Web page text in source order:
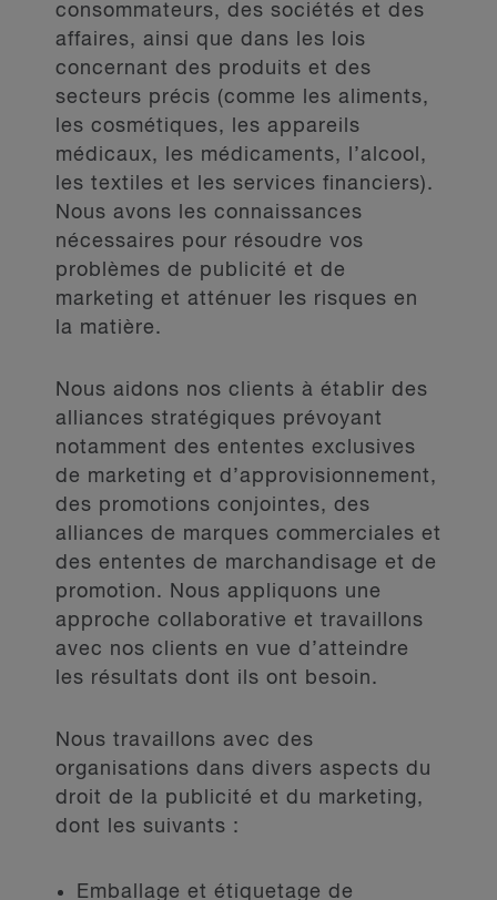
consommateurs, des sociétés et des
affaires, ainsi que dans les lois
concernant des produits et des
secteurs précis (comme les aliments,
les cosmétiques, les appareils
médicaux, les médicaments, l’alcool,
les textiles et les services financiers).
Nous avons les connaissances
nécessaires pour résoudre vos
problèmes de publicité et de
marketing et atténuer les risques en
la matière.
Nous aidons nos clients à établir des
alliances stratégiques prévoyant
notamment des ententes exclusives
de marketing et d’approvisionnement,
des promotions conjointes, des
alliances de marques commerciales et
des ententes de marchandisage et de
promotion. Nous appliquons une
approche collaborative et travaillons
avec nos clients en vue d’atteindre
les résultats dont ils ont besoin.
Nous travaillons avec des
organisations dans divers aspects du
droit de la publicité et du marketing,
dont les suivants :
Emballage et étiquetage de